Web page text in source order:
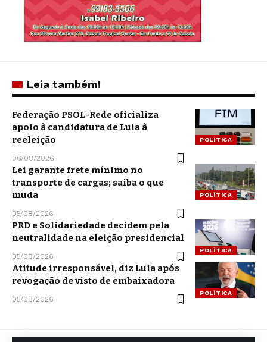
Leia também!
POLÍTICA
Federação PSOL-Rede oficializa
apoio à candidatura de Lula à
reeleição
06/08/2026
POLÍTICA
Lei garante frete mínimo no
transporte de cargas; saiba o que
muda
05/08/2026
POLÍTICA
PRD e Solidariedade decidem pela
neutralidade na eleição presidencial
05/08/2026
POLÍTICA
Atitude irresponsável, diz Lula após
revogação de visto de embaixadora
05/08/2026